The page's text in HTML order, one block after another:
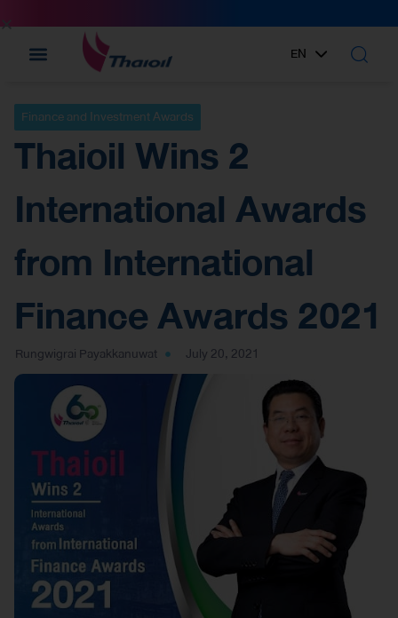
EN
TH
Finance and Investment Awards
Thaioil Wins 2
International Awards
from International
Finance Awards 2021
Rungwigrai Payakkanuwat July 20, 2021